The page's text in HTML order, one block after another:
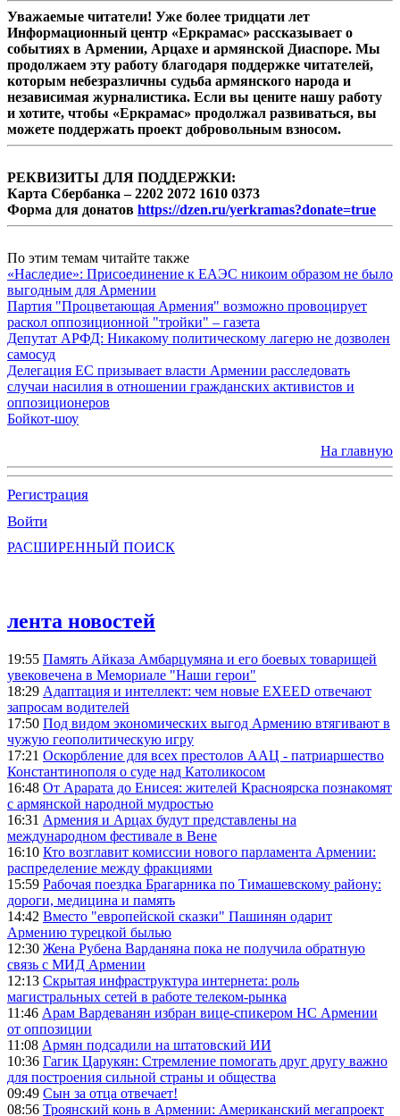
Уважаемые читатели! Уже более тридцати лет
Информационный центр «Еркрамас» рассказывает о
событиях в Армении, Арцахе и армянской Диаспоре. Мы
продолжаем эту работу благодаря поддержке читателей,
которым небезразличны судьба армянского народа и
независимая журналистика. Если вы цените нашу работу
и хотите, чтобы «Еркрамас» продолжал развиваться, вы
можете поддержать проект добровольным взносом.
РЕКВИЗИТЫ ДЛЯ ПОДДЕРЖКИ:
Карта Сбербанка – 2202 2072 1610 0373
Форма для донатов https://dzen.ru/yerkramas?donate=true
По этим темам читайте также
«Наследие»: Присоединение к ЕАЭС никоим образом не было
выгодным для Армении
Партия "Процветающая Армения" возможно провоцирует
раскол оппозиционной "тройки" – газета
Депутат АРФД: Никакому политическому лагерю не дозволен
самосуд
Делегация ЕС призывает власти Армении расследовать
случаи насилия в отношении гражданских активистов и
оппозиционеров
Бойкот-шоу
На главную
Регистрация
Войти
РАСШИРЕННЫЙ ПОИСК
лента новостей
19:55 Память Айказа Амбарцумяна и его боевых товарищей
увековечена в Мемориале "Наши герои"
18:29 Адаптация и интеллект: чем новые EXEED отвечают
запросам водителей
17:50 Под видом экономических выгод Армению втягивают в
чужую геополитическую игру
17:21 Оскорбление для всех престолов ААЦ - патриаршество
Константинополя о суде над Католикосом
16:48 От Арарата до Енисея: жителей Красноярска познакомят
с армянской народной мудростью
16:31 Армения и Арцах будут представлены на
международном фестивале в Вене
16:10 Кто возглавит комиссии нового парламента Армении:
распределение между фракциями
15:59 Рабочая поездка Брагарника по Тимашевскому району:
дороги, медицина и память
14:42 Вместо "европейской сказки" Пашинян одарит
Армению турецкой былью
12:30 Жена Рубена Варданяна пока не получила обратную
связь с МИД Армении
12:13 Скрытая инфраструктура интернета: роль
магистральных сетей в работе телеком-рынка
11:46 Арам Вардеванян избран вице-спикером НС Армении
от оппозиции
11:08 Армян подсадили на штатовский ИИ
10:36 Гагик Царукян: Стремление помогать друг другу важно
для построения сильной страны и общества
09:49 Сын за отца отвечает!
08:56 Троянский конь в Армении: Американский мегапроект